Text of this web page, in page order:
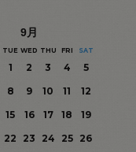
9月
TUE WED THU FRI SAT
1 2 3 4
5
8 9 10 11
12
15 16 17 18
19
22 23 24 25
26